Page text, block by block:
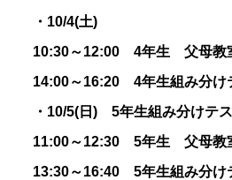
・10/4(土)
10:30～12:00 4年生 父母教
14:00～16:20 4年生組み分け
・10/5(日) 5年生組み分けテ
11:00～12:30 5年生 父母教
13:30～16:40 5年生組み分け